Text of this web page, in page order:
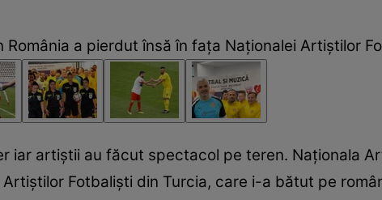
a pierdut însă în fața Naționalei Artiştilor
iar artiștii au făcut spectacol pe teren. Naţionala
Fotbalişti din Turcia, care i-a bătut pe